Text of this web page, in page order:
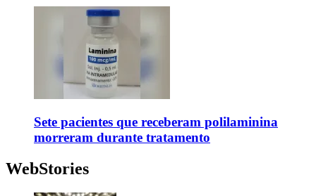
Sete pacientes que receberam polilaminina
morreram durante tratamento
WebStories